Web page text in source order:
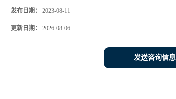
发布日期： 2023-08-11
更新日期： 2026-08-06
发送咨询信息